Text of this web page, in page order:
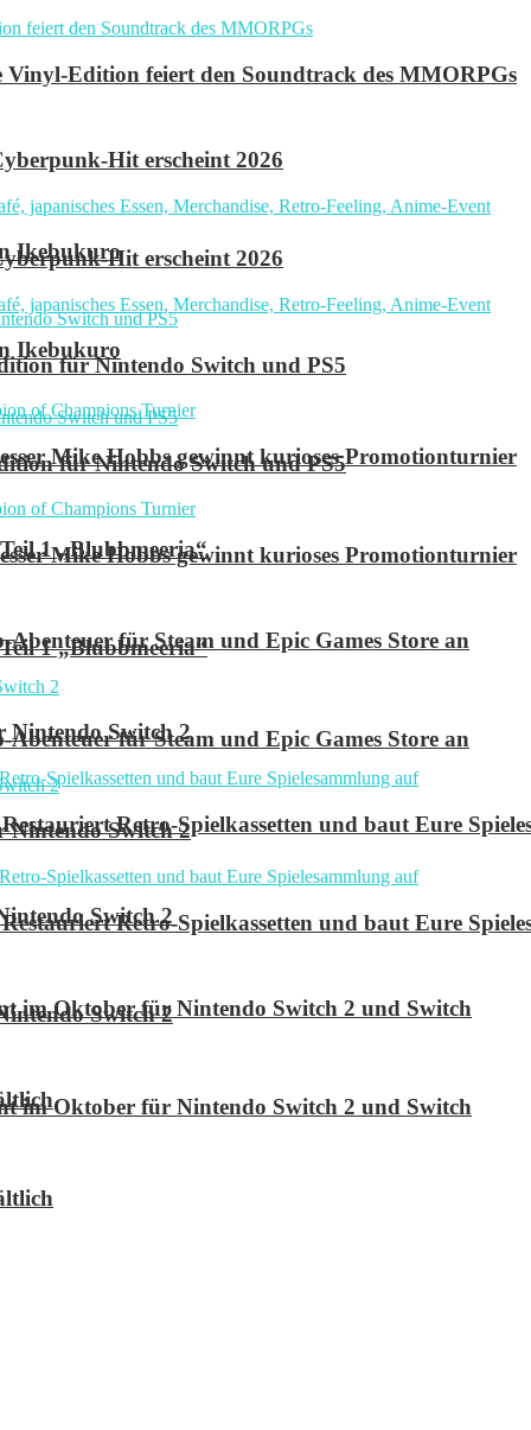
Hit erscheint 2026
Ikebukuro
für Nintendo Switch und PS5
Mike Hobbs gewinnt kurioses Promotionturnier
1 „Blubbmeeria“
für Steam und Epic Games Store an
Nintendo Switch 2
Retro-Spielkassetten und baut Eure
Switch 2
im Oktober für Nintendo Switch 2 und Switch
Edition feiert den Soundtrack des MMORPGs
Hit erscheint 2026
Ikebukuro
für Nintendo Switch und PS5
Mike Hobbs gewinnt kurioses Promotionturnier
1 „Blubbmeeria“
für Steam und Epic Games Store an
Nintendo Switch 2
Retro-Spielkassetten und baut Eure
Switch 2
im Oktober für Nintendo Switch 2 und Switch